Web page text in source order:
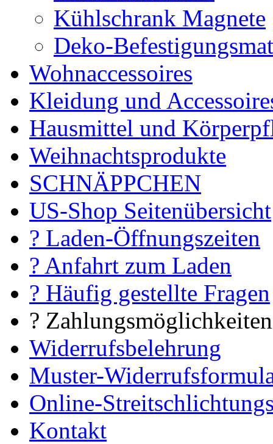
Kühlschrank Magnete
Deko-
Wohnaccessoires
Kleidung und
Hausmittel und
Weihnachtsprodukte
SCHNÄPPCHEN
US-Shop Seitenübersicht
? Laden-Öffnungszeiten
? Anfahrt zum Laden
? Häufig gestellte Fragen
? Zahlungsmöglichkeiten
Widerrufsbelehrung
Muster-
Online-
Kontakt